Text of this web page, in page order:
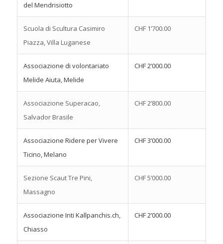
del Mendrisiotto
Scuola di Scultura Casimiro
Piazza, Villa Luganese
CHF 1’700.00
Associazione di volontariato
Melide Aiuta, Melide
CHF 2’000.00
Associazione Superacao,
Salvador Brasile
CHF 2’800.00
Associazione Ridere per Vivere
Ticino, Melano
CHF 3’000.00
Sezione Scaut Tre Pini,
Massagno
CHF 5’000.00
Associazione Inti Kallpanchis.ch,
Chiasso
CHF 2’000.00